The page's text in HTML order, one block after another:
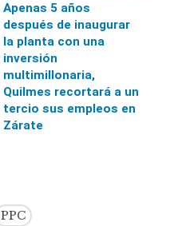
Apenas 5 años
después de inaugurar
la planta con una
inversión
multimillonaria,
Quilmes recortará a un
tercio sus empleos en
Zárate
PPC